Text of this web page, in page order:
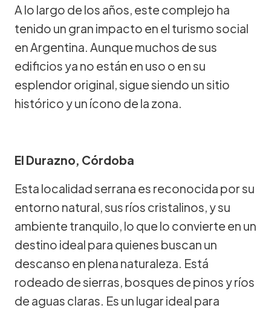
A lo largo de los años, este complejo ha
tenido un gran impacto en el turismo social
en Argentina. Aunque muchos de sus
edificios ya no están en uso o en su
esplendor original, sigue siendo un sitio
histórico y un ícono de la zona.
El Durazno, Córdoba
Esta localidad serrana es reconocida por su
entorno natural, sus ríos cristalinos, y su
ambiente tranquilo, lo que lo convierte en un
destino ideal para quienes buscan un
descanso en plena naturaleza. Está
rodeado de sierras, bosques de pinos y ríos
de aguas claras. Es un lugar ideal para